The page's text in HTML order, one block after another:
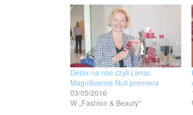
Detox na noc czyli Lierac
Magnificence Nuit premiera
03/05/2016
W „Fashion & Beauty"